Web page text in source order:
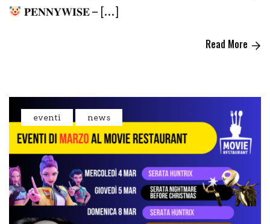
𝐏𝐄𝐍𝐍𝐘𝐖𝐈𝐒𝐄 – […]
Read More
eventi news